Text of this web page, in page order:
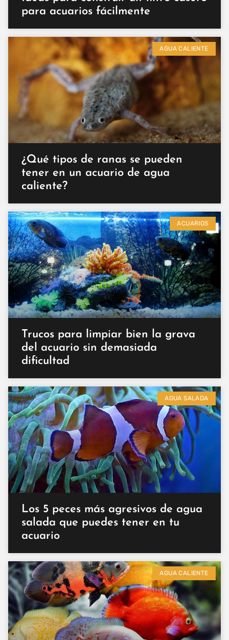
para acuarios fácilmente
AGUA CALIENTE
¿Qué tipos de ranas se pueden
tener en un acuario de agua
caliente?
ACUARIOS
Trucos para limpiar bien la grava
del acuario sin demasiada
dificultad
AGUA SALADA
Los 5 peces más agresivos de agua
salada que puedes tener en tu
acuario
AGUA CALIENTE